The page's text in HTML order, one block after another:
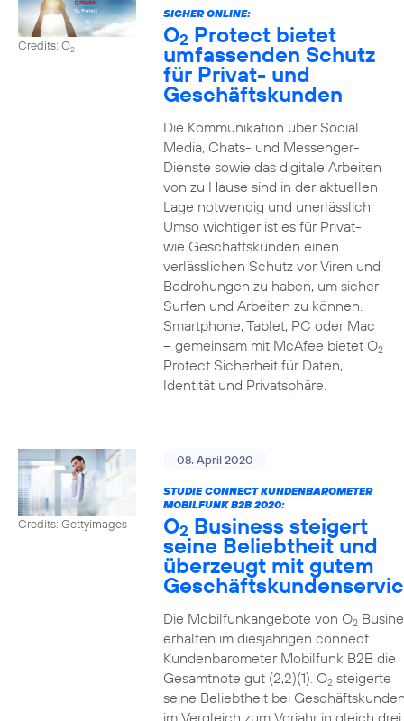
Credits: O2
SICHER ONLINE:
O2 Protect bietet
umfassenden Schutz
für Privat- und
Geschäftskunden
Die Kommunikation über Social
Media, Chats- und Messenger-
Dienste sowie das digitale Arbeiten
von zu Hause sind in der aktuellen
Lage notwendig und unerlässlich.
Umso wichtiger ist es für Privat-
wie Geschäftskunden einen
verlässlichen Schutz vor Viren und
Bedrohungen zu haben, um sicher
Surfen und Arbeiten zu können.
Smartphone, Tablet, PC oder Mac
– gemeinsam mit McAfee bietet O2
Protect Sicherheit für Daten,
Identität und Privatsphäre.
Credits: Gettyimages
08. April 2020
STUDIE CONNECT KUNDENBAROMETER
MOBILFUNK B2B 2020:
O2 Business steigert
seine Beliebtheit und
überzeugt mit gutem
Die Mobilfunkangebote von O2
erhalten im diesjährigen connect
Kundenbarometer Mobilfunk B2B die
Gesamtnote gut (2,2)(1). O2steigerte
seine Beliebtheit bei
im Vergleich zum Vorjahr in gleich drei